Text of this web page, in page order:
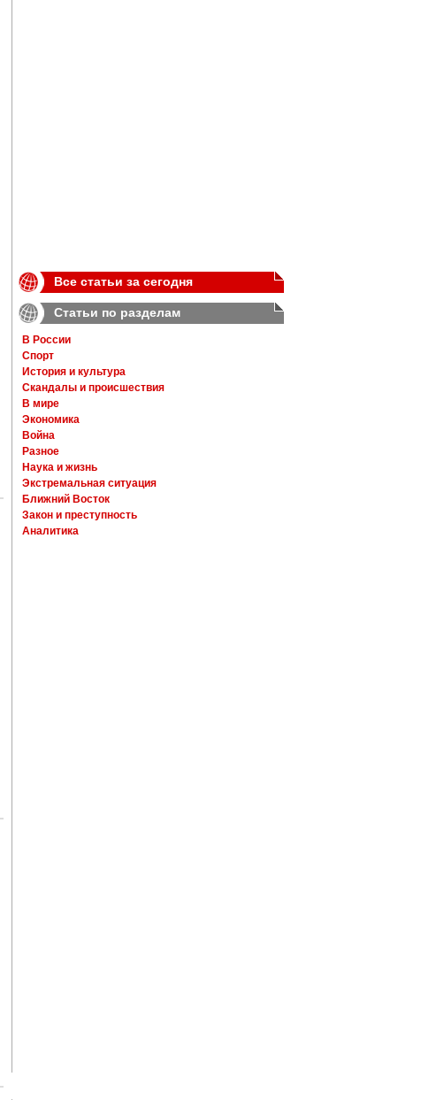
Все статьи за сегодня
Статьи по разделам
В России
Спорт
История и культура
Скандалы и происшествия
В мире
Экономика
Война
Разное
Наука и жизнь
Экстремальная ситуация
Ближний Восток
Закон и преступность
Аналитика